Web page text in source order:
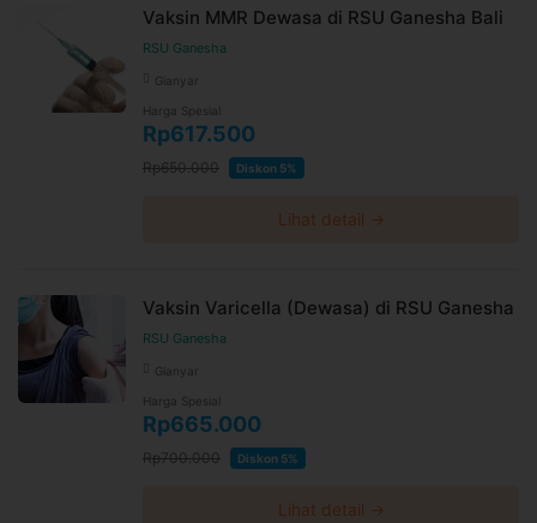
Vaksin MMR Dewasa di RSU Ganesha Bali
RSU Ganesha
Gianyar
Harga Spesial
Rp617.500
Rp650.000 Diskon 5%
Lihat detail →
Vaksin Varicella (Dewasa) di RSU Ganesha
RSU Ganesha
Gianyar
Harga Spesial
Rp665.000
Rp700.000 Diskon 5%
Lihat detail →